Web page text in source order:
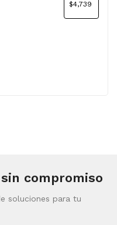
compromiso
soluciones para tu